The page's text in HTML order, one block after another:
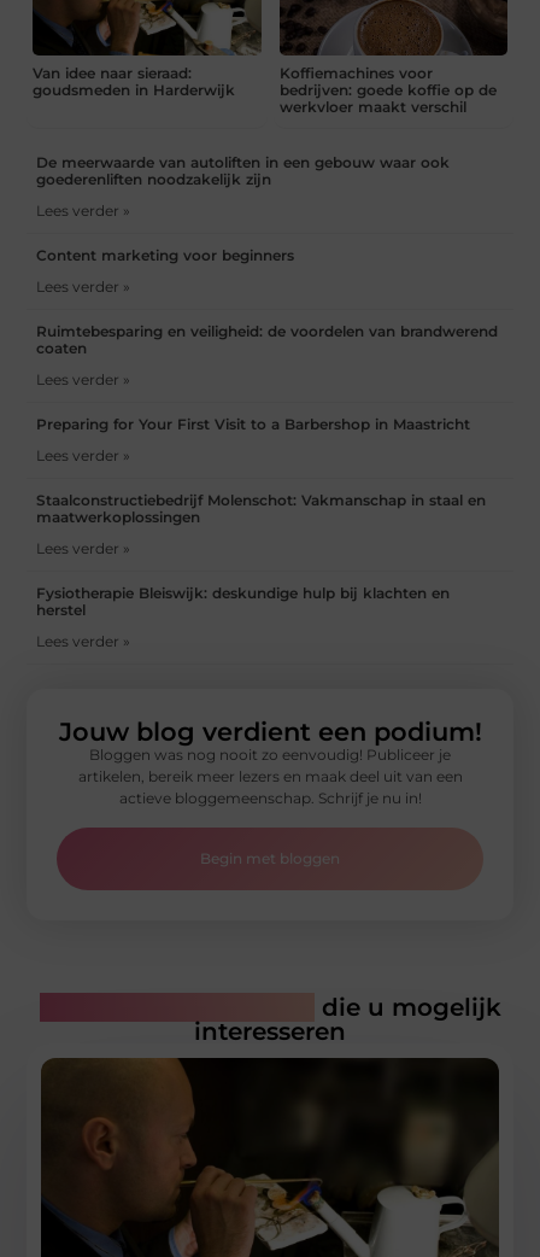
Van idee naar sieraad:
goudsmeden in Harderwijk
Koffiemachines voor
bedrijven: goede koffie op de
werkvloer maakt verschil
De meerwaarde van autoliften in een gebouw waar ook
goederenliften noodzakelijk zijn
Lees verder »
Content marketing voor beginners
Lees verder »
Ruimtebesparing en veiligheid: de voordelen van brandwerend
coaten
Lees verder »
Preparing for Your First Visit to a Barbershop in Maastricht
Lees verder »
Staalconstructiebedrijf Molenschot: Vakmanschap in staal en
maatwerkoplossingen
Lees verder »
Fysiotherapie Bleiswijk: deskundige hulp bij klachten en
herstel
Lees verder »
Jouw blog verdient een podium!
Bloggen was nog nooit zo eenvoudig! Publiceer je
artikelen, bereik meer lezers en maak deel uit van een
actieve bloggemeenschap. Schrijf je nu in!
Begin met bloggen
die u mogelijk
interesseren